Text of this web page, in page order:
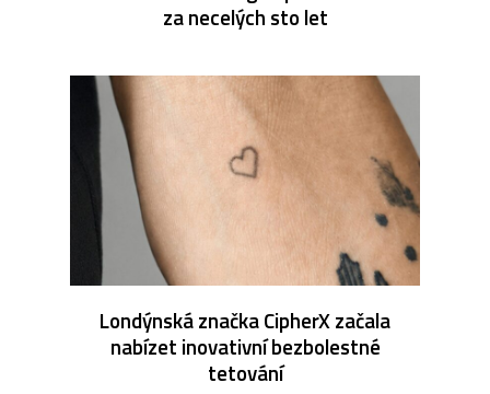
za necelých sto let
Londýnská značka CipherX začala
nabízet inovativní bezbolestné
tetování